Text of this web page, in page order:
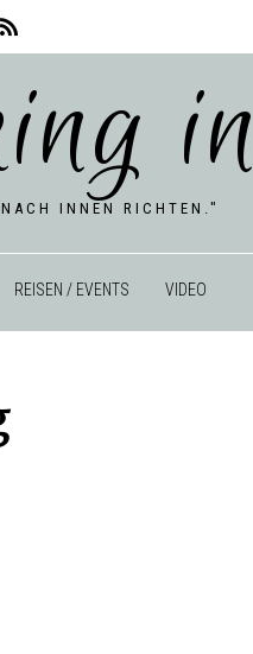
in
INNEN RICHTEN."
REISEN / EVENTS VIDEO